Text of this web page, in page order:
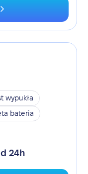
wypukła
bateria
24h